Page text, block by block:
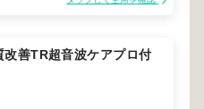
改善TR超音波ケアプロ付